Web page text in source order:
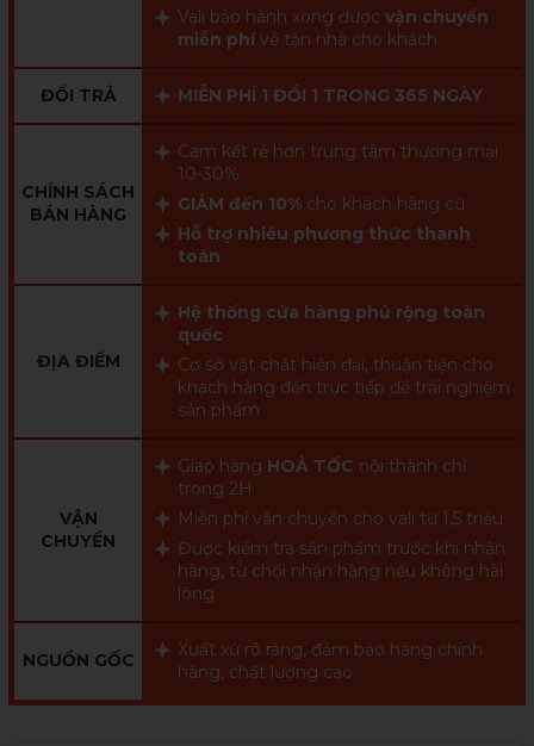
Vali bảo hành xong được vận chuyển
miễn phí về tận nhà cho khách
ĐỔI TRẢ MIỄN PHÍ 1 ĐỔI 1 TRONG 365 NGÀY
CHÍNH SÁCH
BÁN HÀNG
Cam kết rẻ hơn trung tâm thương mại
10-30%
GIẢM đến 10% cho khách hàng cũ
Hỗ trợ nhiều phương thức thanh
toán
ĐỊA ĐIỂM
Hệ thống cửa hàng phủ rộng toàn
quốc
Cơ sở vật chất hiện đại, thuận tiện cho
khách hàng đến trực tiếp để trải nghiệm
sản phẩm
VẬN
CHUYỂN
Giao hàng HOẢ TỐC nội thành chỉ
trong 2H
Miễn phí vận chuyển cho vali từ 1,5 triệu
Được kiểm tra sản phẩm trước khi nhận
hàng, từ chối nhận hàng nếu không hài
lòng
NGUỒN GỐC
Xuất xứ rõ ràng, đảm bảo hàng chính
hãng, chất lượng cao